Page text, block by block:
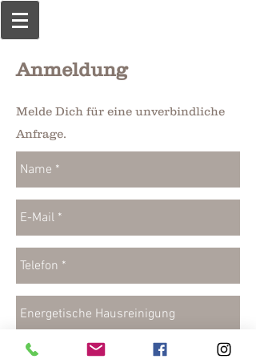
Anmeldung
Melde Dich für eine unverbindliche
Anfrage.